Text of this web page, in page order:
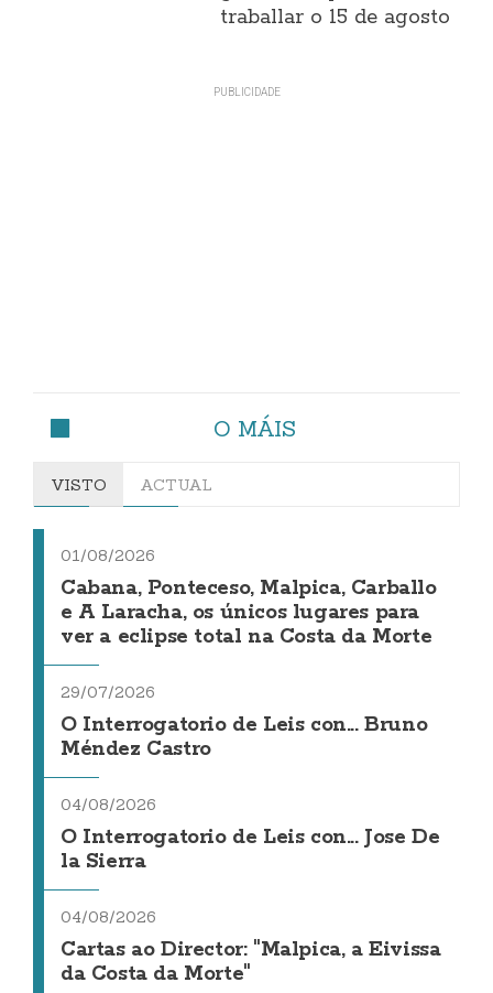
traballar o 15 de agosto
O MÁIS
VISTO ACTUAL
01/08/2026
Cabana, Ponteceso, Malpica, Carballo
e A Laracha, os únicos lugares para
ver a eclipse total na Costa da Morte
29/07/2026
O Interrogatorio de Leis con... Bruno
Méndez Castro
04/08/2026
O Interrogatorio de Leis con... Jose De
la Sierra
04/08/2026
Cartas ao Director: "Malpica, a Eivissa
da Costa da Morte"